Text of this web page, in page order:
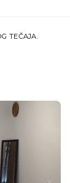
TEČAJA.